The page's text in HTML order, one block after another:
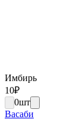
Имбирь
10₽
0шт
Васаби